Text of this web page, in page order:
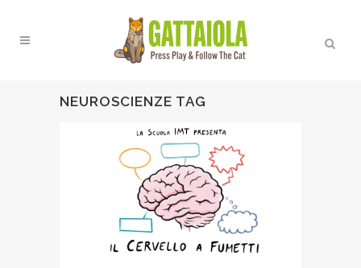
NEUROSCIENZE TAG